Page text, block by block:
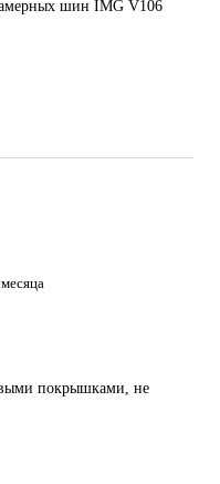
шин IMG V106
покрышками, не